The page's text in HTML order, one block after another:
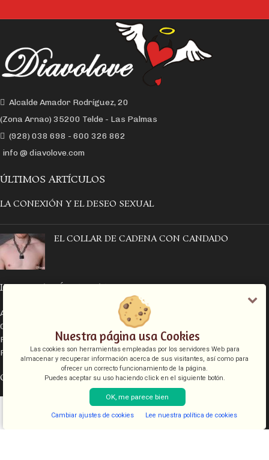
Alcalde Amador Rodríguez, 20
(Zona Arnao) 35200 Telde - Las Palmas
(928) 038 698 - 600 326 862
info @ diavolove.com
ÚLTIMOS ARTÍCULOS
LA CONEXIÓN Y EL DESEO SEXUAL
EL COLLAR DE CADENA CON CANDADO
INFORMACIÓN LEGAL
Aviso legal
Condiciones de venta
Política de cookies
Política de privacidad
CATEGORÍAS
JUGUETES
My account
Nuestra página usa Cookies
Las cookies son herramientas empleadas por los servidores Web para
almacenar y recuperar información acerca de sus visitantes, así como para
ofrecer un correcto funcionamiento de la página.
Puedes aceptar su uso haciendo click en el siguiente botón.
OK, me parece bien
Cambiar ajustes de cookies Lee nuestra política de cookies